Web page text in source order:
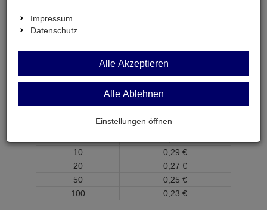
CA9ST 50K
Trimmer 50 KOhm stehend RM5/10mm 0,15W
ab Menge
Preis je Stück
10
0, 29 €
20
0, 27 €
50
0, 25 €
100
0, 23 €
Impressum
Datenschutz
Alle Akzeptieren
Alle Ablehnen
Einstellungen öffnen